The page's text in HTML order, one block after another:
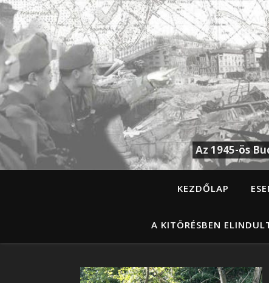
Az 1945-ös
KEZDŐLAP
A KITÖRÉSBEN